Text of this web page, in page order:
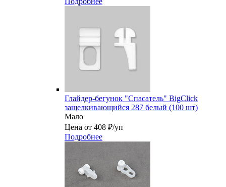
Глайдер-бегунок "Спасатель" BigClick
защелкивающийся 287 белый (100 шт)
Мало
Цена от 408 ₽/уп
Подробнее